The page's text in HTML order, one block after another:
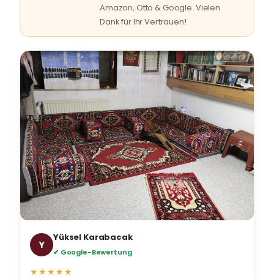
Amazon, Otto & Google. Vielen
Dank für Ihr Vertrauen!
Y
Yüksel Karabacak
✔ Google-Bewertung
★★★★★